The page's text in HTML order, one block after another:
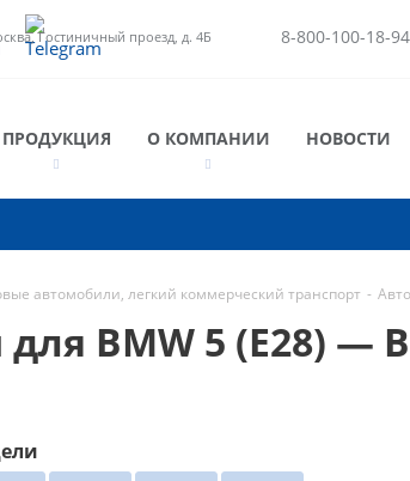
Гостиничный проезд, д. 4Б 8-800-100-18-94
ПРОДУКЦИЯ О КОМПАНИИ НОВОСТИ
автомобили, легкий коммерческий транспорт -
BMW 5 (E28) —